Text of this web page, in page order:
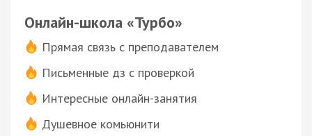
Онлайн-школа «Турбо»
Прямая связь с преподавателем
Письменные дз с проверкой
Интересные онлайн-занятия
Душевное комьюнити